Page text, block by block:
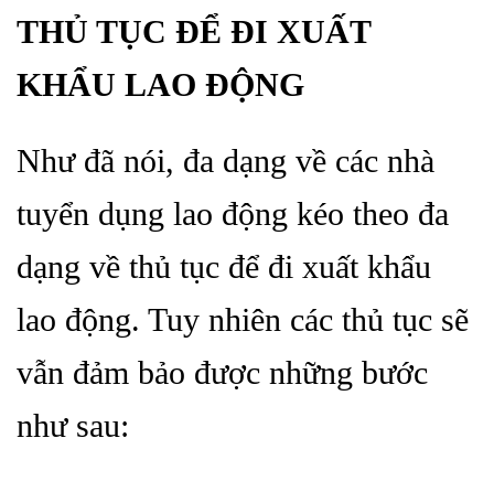
THỦ TỤC ĐỂ ĐI XUẤT
KHẨU LAO ĐỘNG
Như đã nói, đa dạng về các nhà
tuyển dụng lao động kéo theo đa
dạng về thủ tục để đi xuất khẩu
lao động. Tuy nhiên các thủ tục sẽ
vẫn đảm bảo được những bước
như sau: